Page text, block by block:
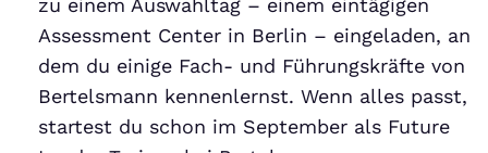
zu einem Auswahltag – einem eintägigen
Assessment Center in Berlin – eingeladen, an
dem du einige Fach- und Führungskräfte von
Bertelsmann kennenlernst. Wenn alles passt,
startest du schon im September als Future